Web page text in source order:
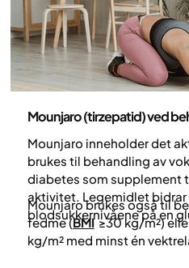
Mounjaro (tirzepatid) ved
Mounjaro inneholder det
brukes til behandling av
diabetes som supplement
aktivitet. Legemidlet bidrar
blodsukkernivåene på en
Mounjaro brukes også til
fedme (BMI ≥30 kg/m²)
kg/m² med minst én